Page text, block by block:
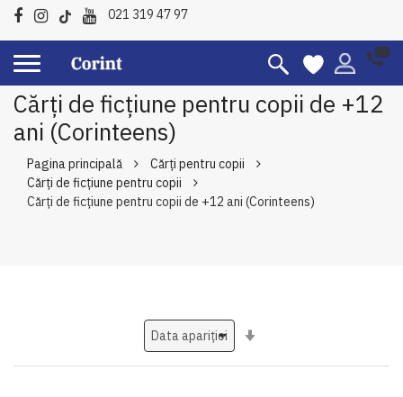
021 319 47 97
Cărți de ficțiune pentru copii de +12
ani (Corinteens)
Pagina principală
Cărți pentru copii
Cărți de ficțiune pentru copii
Cărți de ficțiune pentru copii de +12 ani (Corinteens)